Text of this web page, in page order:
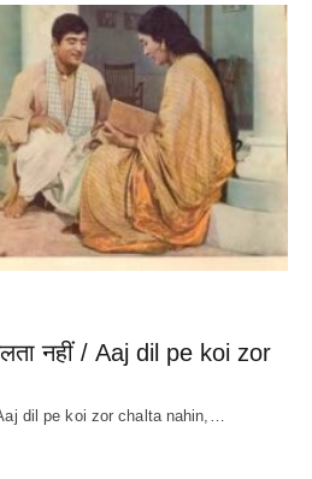
नहीं / Aaj dil pe koi zor
dil pe koi zor chalta nahin,…